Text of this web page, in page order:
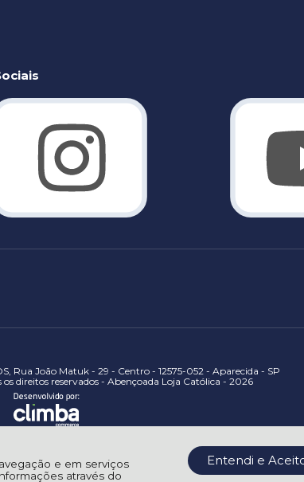
e em serviços
através do
Entendi e
Rua João Matuk - 29 - Centro - 12575-052 - Aparecida - SP
os direitos reservados - Abençoada Loja Católica - 2026